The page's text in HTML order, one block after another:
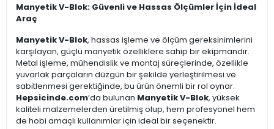
Manyetik V-Blok: Güvenli ve Hassas Ölçümler İçin İdeal
Araç
Manyetik V-Blok, hassas işleme ve ölçüm gereksinimlerini
karşılayan, güçlü manyetik özelliklere sahip bir ekipmandır.
Metal işleme, mühendislik ve montaj süreçlerinde, özellikle
yuvarlak parçaların düzgün bir şekilde yerleştirilmesi ve
sabitlenmesi gerektiğinde, bu ürün önemli bir rol oynar.
Hepsicinde.com’da bulunan Manyetik V-Blok, yüksek
kaliteli malzemelerden üretilmiş olup, hem profesyonel hem
de hobi amaçlı kullanımlar için ideal bir seçenektir.